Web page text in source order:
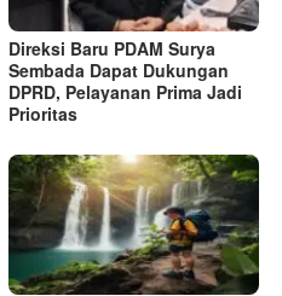
s
Direksi Baru PDAM Surya
Sembada Dapat Dukungan
DPRD, Pelayanan Prima Jadi
Prioritas